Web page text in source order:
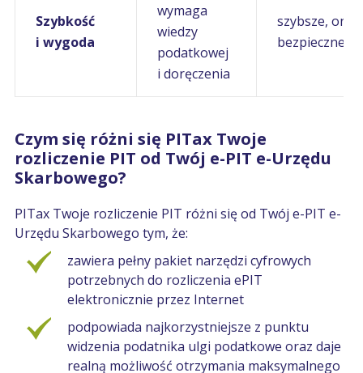
Szybkość
i wygoda
wymaga
wiedzy
podatkowej
i doręczenia
szybsze,
bezpieczne
Czym się różni się PITax Twoje
rozliczenie PIT od Twój e-PIT e-Urzędu
Skarbowego?
PITax Twoje rozliczenie PIT różni się od Twój e-PIT e-
Urzędu Skarbowego tym, że:
zawiera pełny pakiet narzędzi cyfrowych
potrzebnych do rozliczenia ePIT
elektronicznie przez Internet
podpowiada najkorzystniejsze z punktu
widzenia podatnika ulgi podatkowe oraz daje
realną możliwość otrzymania maksymalnego